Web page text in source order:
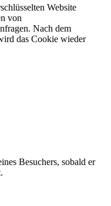
Website
von
Nach dem
das Cookie wieder
Besuchers, sobald er